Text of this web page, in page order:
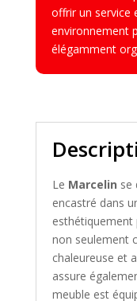
offrir un service
environnement
élégamment
Le Marcelin se
encastré dans
esthétiquement
non seulement
chaleureuse et
assure
meuble est